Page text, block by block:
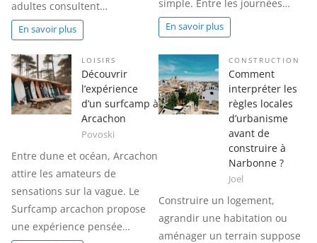
adultes consultent…
En savoir plus
simple. Entre les journées…
En savoir plus
LOISIRS
Découvrir
l’expérience
d’un surfcamp à
Arcachon
Povoski
Entre dune et océan, Arcachon
attire les amateurs de
sensations sur la vague. Le
Surfcamp arcachon propose
une expérience pensée…
CONSTRUCTION
Comment
interpréter les
règles locales
d’urbanisme
avant de
construire à
Narbonne ?
Joel
Construire un logement,
agrandir une habitation ou
aménager un terrain suppose